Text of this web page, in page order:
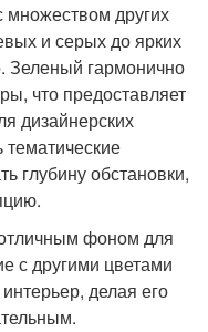
множеством других
и серых до ярких
Зеленый гармонично
что предоставляет
дизайнерских
глубину обстановки,
фоном для
с другими цветами
делая его